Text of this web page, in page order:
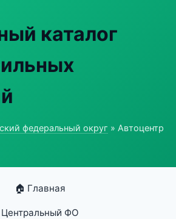
каталог
федеральный округ » Автоцентр
🏠 Главная
Центральный ФО